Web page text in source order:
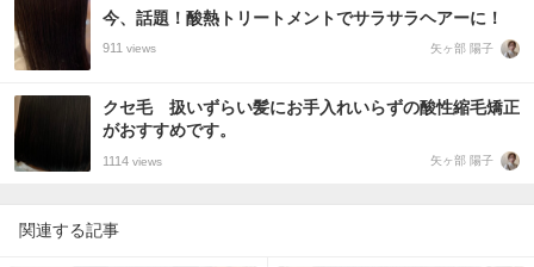
今、話題！酸熱トリートメントでサラサラヘアーに！
911 views 矢ヶ部 陽子
クセ毛 扱いずらい髪にお手入れいらずの酸性縮毛矯正
がおすすめです。
1114 views 矢ヶ部 陽子
関連する記事